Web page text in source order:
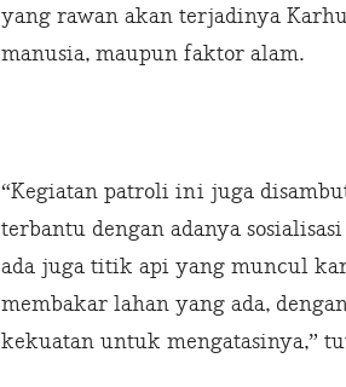
yang rawan akan terjadinya
manusia, maupun faktor alam.
“Kegiatan patroli ini juga
terbantu dengan adanya
ada juga titik api yang muncul
membakar lahan yang ada,
kekuatan untuk mengatasinya,”